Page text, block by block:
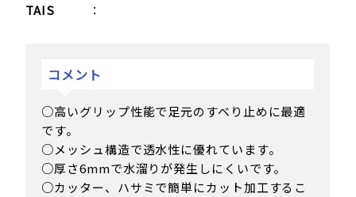
TAIS
：
コメント
○高いグリップ性能で足元のすべり止めに最適
です。
○メッシュ構造で透水性に優れています。
○厚さ6mmで水溜りが発生しにくいです。
○カッター、ハサミで簡単にカット加工するこ